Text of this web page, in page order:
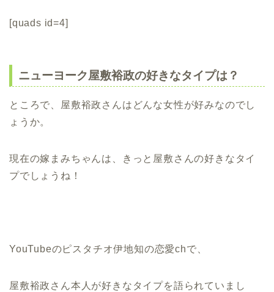
[quads id=4]
ニューヨーク屋敷裕政の好きなタイプは？
ところで、屋敷裕政さんはどんな女性が好みなのでし
ょうか。
現在の嫁まみちゃんは、きっと屋敷さんの好きなタイ
プでしょうね！
YouTubeのピスタチオ伊地知の恋愛chで、
屋敷裕政さん本人が好きなタイプを語られていまし